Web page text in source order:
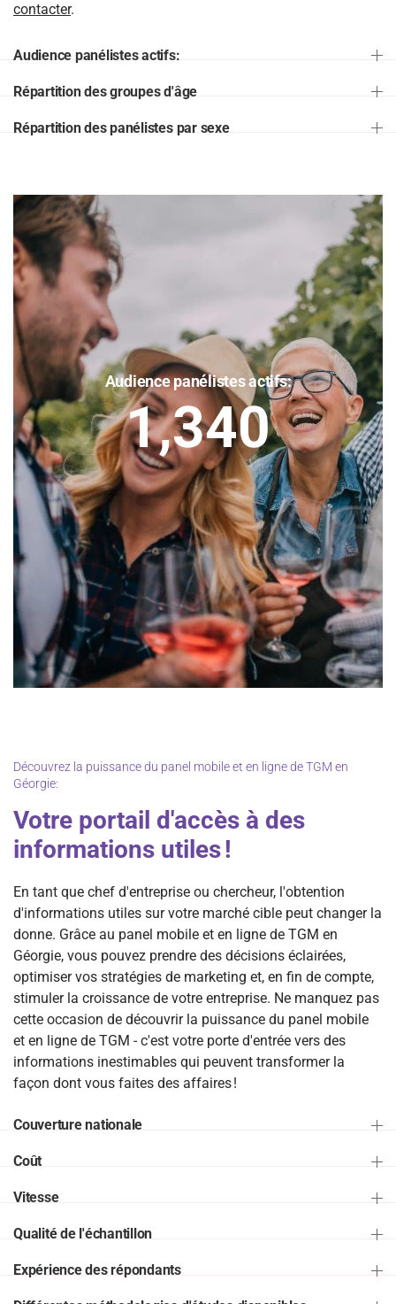
contacter.
Audience panélistes actifs:
Répartition des groupes d'âge
Répartition des panélistes par sexe
Audience panélistes actifs:
1,340
Découvrez la puissance du panel mobile et en ligne de TGM en
Géorgie:
Votre portail d'accès à des
informations utiles !
En tant que chef d'entreprise ou chercheur, l'obtention
d'informations utiles sur votre marché cible peut changer la
donne. Grâce au panel mobile et en ligne de TGM en
Géorgie, vous pouvez prendre des décisions éclairées,
optimiser vos stratégies de marketing et, en fin de compte,
stimuler la croissance de votre entreprise. Ne manquez pas
cette occasion de découvrir la puissance du panel mobile
et en ligne de TGM - c'est votre porte d'entrée vers des
informations inestimables qui peuvent transformer la
façon dont vous faites des affaires !
Couverture nationale
Coût
Vitesse
Qualité de l'échantillon
Expérience des répondants